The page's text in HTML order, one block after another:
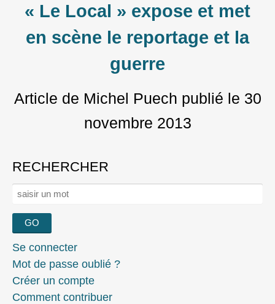
« Le Local » expose et met
en scène le reportage et la
guerre
Article de Michel Puech publié le 30
novembre 2013
RECHERCHER
Rechercher :
Se connecter
Mot de passe oublié ?
Créer un compte
Comment contribuer